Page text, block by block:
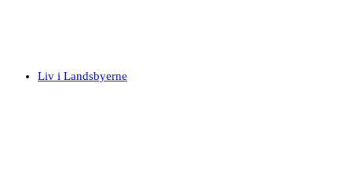
Liv i Landsbyerne